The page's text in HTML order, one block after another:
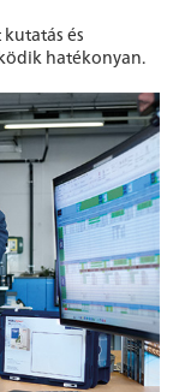
és
hatékonyan.